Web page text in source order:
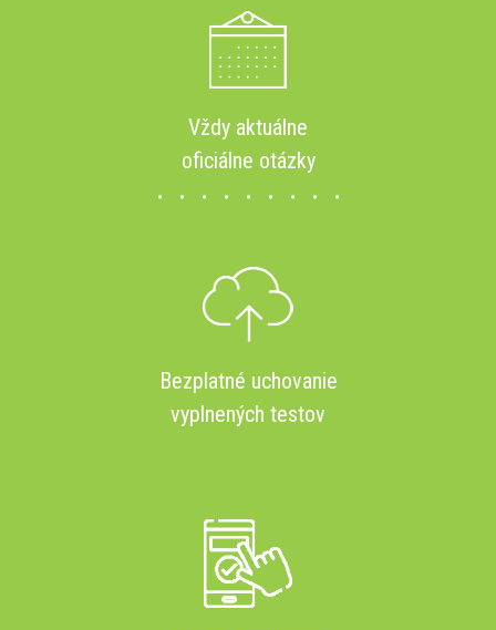
Vždy aktuálne
oficiálne otázky
Bezplatné uchovanie
vyplnených testov